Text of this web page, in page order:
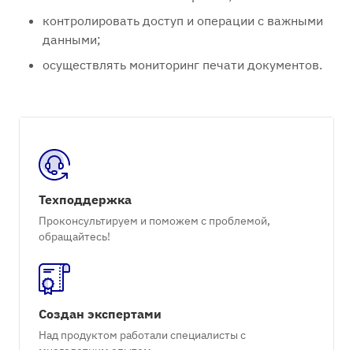
контролировать доступ и операции с важными
данными;
осуществлять мониторинг печати документов.
Техподдержка
Проконсультируем и поможем с проблемой,
обращайтесь!
Создан экспертами
Над продуктом работали специалисты с